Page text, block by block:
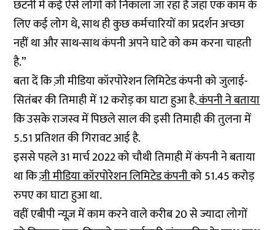
छंटनी में कई ऐसे लोगों को निकाला जा रहा है जहां एक काम के
लिए कई लोग थे, साथ ही कुछ कर्मचारियों का प्रदर्शन अच्छा
नहीं था और साथ-साथ कंपनी अपने घाटे को कम करना चाहती
है.”
बता दें कि ज़ी मीडिया कॉरपोरेशन लिमिटेड कंपनी को जुलाई-
सितंबर की तिमाही में 12 करोड़ का घाटा हुआ है.कंपनी ने बताया
कि उसके राजस्व में पिछले साल की इसी तिमाही की तुलना में
5.51 प्रतिशत की गिरावट आई है.
इससे पहले 31 मार्च 2022 को चौथी तिमाही में कंपनी ने बताया
था किज़ी मीडिया कॉरपोरेशन लिमिटेड कंपनीको 51.45 करोड़
रुपए का घाटा हुआ था.
वहीं एबीपी न्यूज़ में काम करने वाले करीब 20 से ज्यादा लोगों